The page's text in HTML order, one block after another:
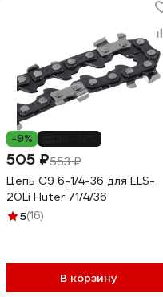
-9%
505 ₽553 ₽
Цепь С9 6-1/4-36 для ELS-
20Li Huter 71/4/36
5(16)
В корзину